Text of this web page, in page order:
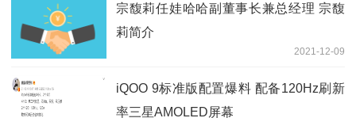
宗馥莉任娃哈哈副董事长兼总经理 宗馥
莉简介
2021-12-09
iQOO 9标准版配置爆料 配备120Hz刷新
率三星AMOLED屏幕